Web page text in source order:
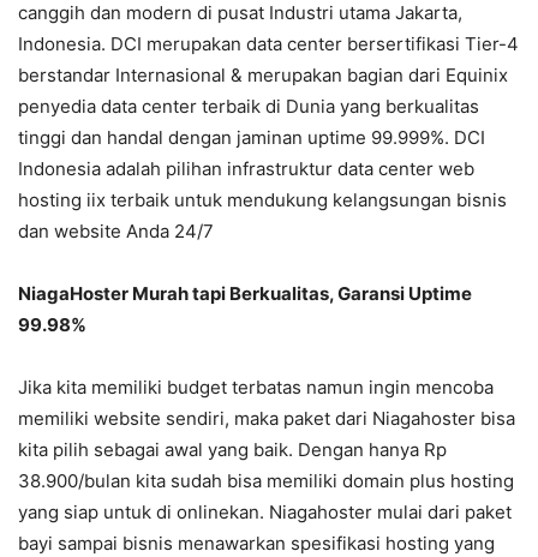
canggih dan modern di pusat Industri utama Jakarta,
Indonesia. DCI merupakan data center bersertifikasi Tier-4
berstandar Internasional & merupakan bagian dari Equinix
penyedia data center terbaik di Dunia yang berkualitas
tinggi dan handal dengan jaminan uptime 99.999%. DCI
Indonesia adalah pilihan infrastruktur data center web
hosting iix terbaik untuk mendukung kelangsungan bisnis
dan website Anda 24/7
NiagaHoster Murah tapi Berkualitas, Garansi Uptime
99.98%
Jika kita memiliki budget terbatas namun ingin mencoba
memiliki website sendiri, maka paket dari Niagahoster bisa
kita pilih sebagai awal yang baik. Dengan hanya Rp
38.900/bulan kita sudah bisa memiliki domain plus hosting
yang siap untuk di onlinekan. Niagahoster mulai dari paket
bayi sampai bisnis menawarkan spesifikasi hosting yang